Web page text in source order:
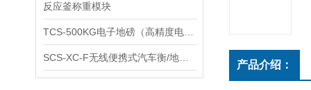
反应釜称重模块
产品介绍：